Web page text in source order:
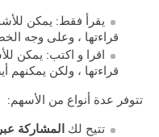
يقرأ فقط: يمكن
قراءتها ، وعلى وجه
اقرا و اكتب: يمكن
قراءتها ، ولكن يمكنهم
تتوفر عدة أنواع من الأسهم:
تتيح لك المشاركة